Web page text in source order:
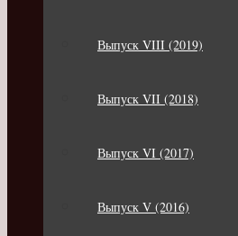
Выпуск VIII (2019)
Выпуск VII (2018)
Выпуск VI (2017)
Выпуск V (2016)